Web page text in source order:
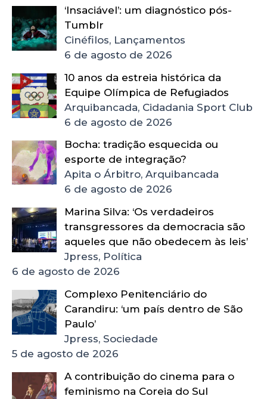
‘Insaciável’: um diagnóstico pós-
Tumblr
Cinéfilos, Lançamentos
6 de agosto de 2026
10 anos da estreia histórica da
Equipe Olímpica de Refugiados
Arquibancada, Cidadania Sport Club
6 de agosto de 2026
Bocha: tradição esquecida ou
esporte de integração?
Apita o Árbitro, Arquibancada
6 de agosto de 2026
Marina Silva: ‘Os verdadeiros
transgressores da democracia são
aqueles que não obedecem às leis’
Jpress, Política
6 de agosto de 2026
Complexo Penitenciário do
Carandiru: ‘um país dentro de São
Paulo’
Jpress, Sociedade
5 de agosto de 2026
A contribuição do cinema para o
feminismo na Coreia do Sul